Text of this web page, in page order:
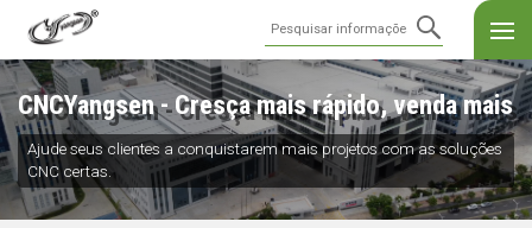
CNCYangsen - Cresça mais rápido, venda mais
Ajude seus clientes a conquistarem mais projetos com as soluções
CNC certas.